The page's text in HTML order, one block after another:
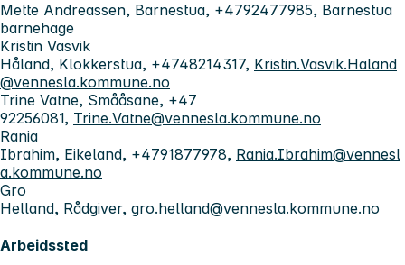
Mette Andreassen, Barnestua, +4792477985, Barnestua
barnehage
Kristin Vasvik
Håland, Klokkerstua, +4748214317, Kristin.Vasvik.Haland
@vennesla.kommune.no
Trine Vatne, Smååsane, +47
92256081, Trine.Vatne@vennesla.kommune.no
Rania
Ibrahim, Eikeland, +4791877978, Rania.Ibrahim@vennesl
a.kommune.no
Gro
Helland, Rådgiver, gro.helland@vennesla.kommune.no
Arbeidssted